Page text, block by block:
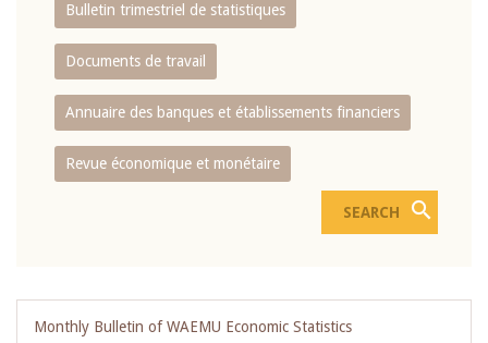
Bulletin trimestriel de statistiques
Documents de travail
Annuaire des banques et établissements financiers
Revue économique et monétaire
Monthly Bulletin of WAEMU Economic Statistics